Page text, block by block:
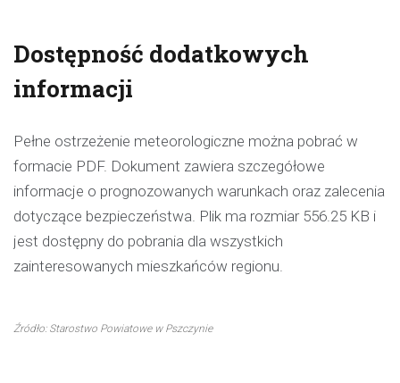
Dostępność dodatkowych
informacji
Pełne ostrzeżenie meteorologiczne można pobrać w
formacie PDF. Dokument zawiera szczegółowe
informacje o prognozowanych warunkach oraz zalecenia
dotyczące bezpieczeństwa. Plik ma rozmiar 556.25 KB i
jest dostępny do pobrania dla wszystkich
zainteresowanych mieszkańców regionu.
Źródło: Starostwo Powiatowe w Pszczynie